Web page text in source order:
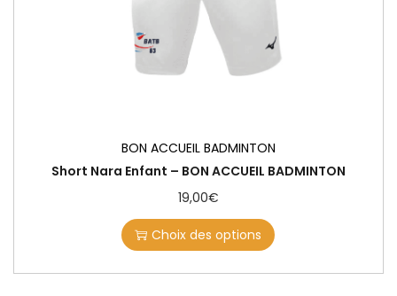
BON ACCUEIL BADMINTON
Short Nara Enfant – BON ACCUEIL BADMINTON
19,00€
Choix des options